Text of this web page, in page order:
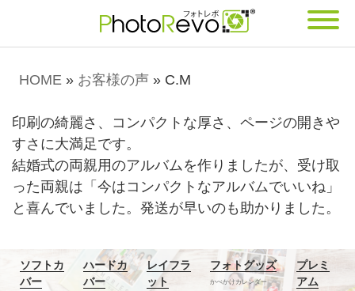
HOME » お客様の声 » C.M
印刷の綺麗さ、コンパクトな厚さ、ページの開きや
すさに大満足です。
結婚式の両親用のアルバムを作りましたが、受け取
った両親は「今はコンパクトなアルバムでいいね」
と喜んでいました。発送が早いのも助かりました。
ソフトカ
バー
ハードカ
バー
レイフラ
ット
フォトグッズ
かべかけカレンダー
プレミ
アム